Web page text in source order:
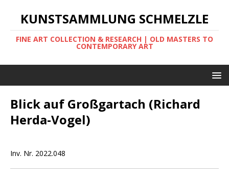
KUNSTSAMMLUNG SCHMELZLE
FINE ART COLLECTION & RESEARCH | OLD MASTERS TO
CONTEMPORARY ART
Blick auf Großgartach (Richard
Herda-Vogel)
Inv. Nr. 2022.048